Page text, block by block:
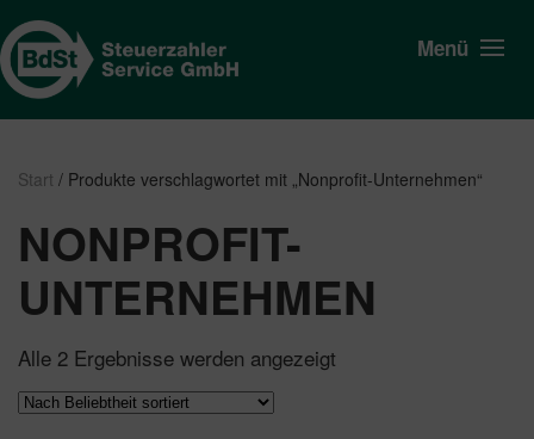
Menü
Start / Produkte verschlagwortet mit „Nonprofit-Unternehmen“
NONPROFIT-
UNTERNEHMEN
Alle 2 Ergebnisse werden angezeigt